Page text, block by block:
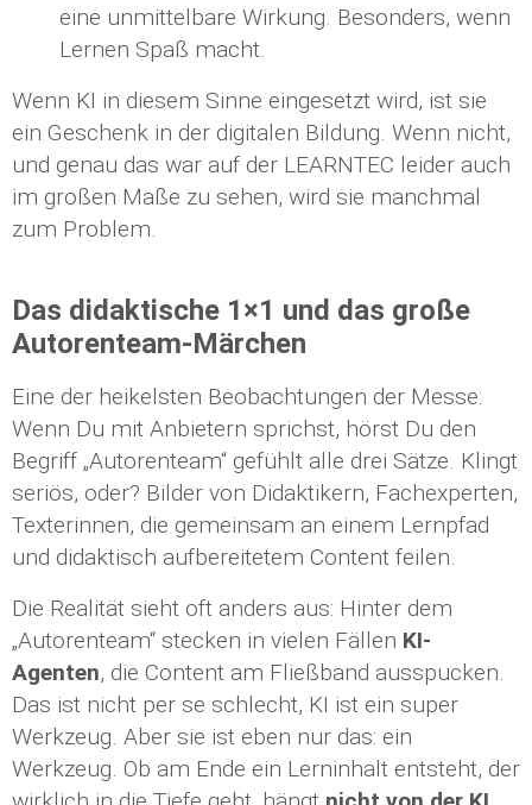
eine unmittelbare Wirkung. Besonders, wenn
Lernen Spaß macht.
Wenn KI in diesem Sinne eingesetzt wird, ist sie
ein Geschenk in der digitalen Bildung. Wenn nicht,
und genau das war auf der LEARNTEC leider auch
im großen Maße zu sehen, wird sie manchmal
zum Problem.
Das didaktische 1×1 und das große
Autorenteam-Märchen
Eine der heikelsten Beobachtungen der Messe:
Wenn Du mit Anbietern sprichst, hörst Du den
Begriff „Autorenteam“ gefühlt alle drei Sätze. Klingt
seriös, oder? Bilder von Didaktikern, Fachexperten,
Texterinnen, die gemeinsam an einem Lernpfad
und didaktisch aufbereitetem Content feilen.
Die Realität sieht oft anders aus: Hinter dem
„Autorenteam“ stecken in vielen Fällen KI-
Agenten, die Content am Fließband ausspucken.
Das ist nicht per se schlecht, KI ist ein super
Werkzeug. Aber sie ist eben nur das: ein
Werkzeug. Ob am Ende ein Lerninhalt entsteht, der